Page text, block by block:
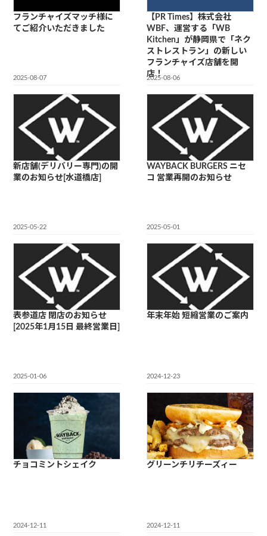
フランチャイズマッチ様に
てご紹介いただきました
2025-08-07
【PR Times】株式会社
WBF、運営する「WB
Kitchen」が静岡県で「ネク
ストレストラン」の新しい
フランチャイズ店舗を開
店！
2025-08-06
新店舗(デリバリー専門)の開
業のお知らせ[水道橋店]
2025-05-22
WAYBACK BURGERS ニセ
コ 営業再開のお知らせ
2025-05-01
表参道店 閉店のお知らせ
[2025年1月15日 最終営業日]
2025-01-06
年末年始 短縮営業のご案内
2024-12-23
チョコミントシェイク
2024-12-11
グリーンチリチーズィー
2024-12-11